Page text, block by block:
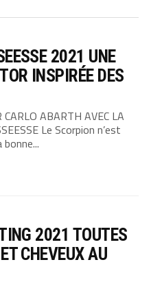
2021 UNE
INSPIRÉE DES
ABARTH AVEC LA
Le Scorpion n’est
2021 TOUTES
CHEVEUX AU